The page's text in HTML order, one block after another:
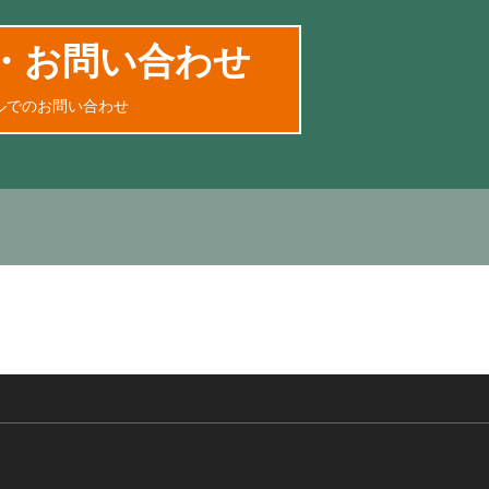
お問い合わせ
でのお問い合わせ